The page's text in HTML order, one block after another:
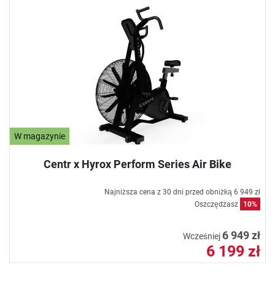
W magazynie
Centr x Hyrox Perform Series Air Bike
Najniższa cena z 30 dni przed obniżką 6 949 zł
Oszczędzasz
10%
Wcześniej 6 949 zł
6 199 zł